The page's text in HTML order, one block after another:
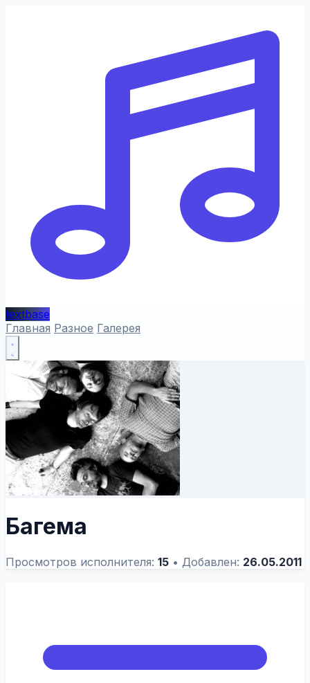
textbase
Главная Разное Галерея
Багема
Просмотров исполнителя: 15 • Добавлен: 26.05.2011